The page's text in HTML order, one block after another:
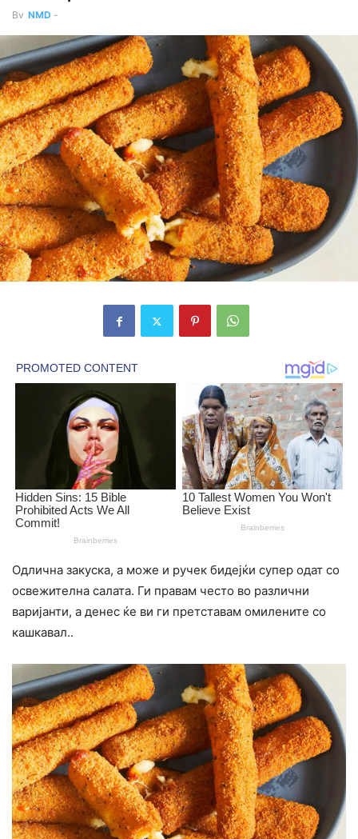
By NMD -
Одлична закуска, а може и ручек бидејќи супер одат со
освежителна салата. Ги правам често во различни
варијанти, а денес ќе ви ги претставам омилените со
кашкавал..